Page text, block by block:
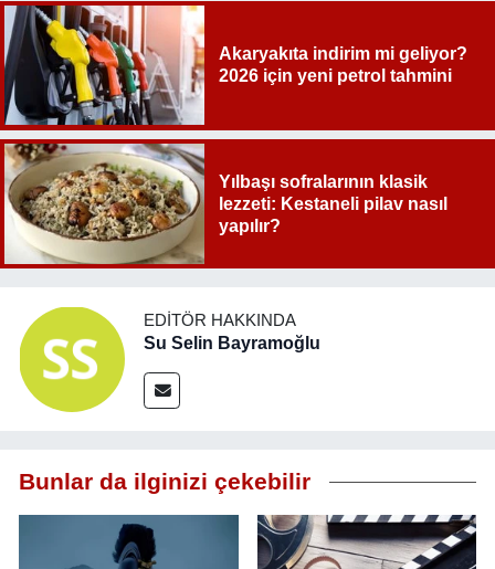
Akaryakıta indirim mi geliyor?
2026 için yeni petrol tahmini
Yılbaşı sofralarının klasik
lezzeti: Kestaneli pilav nasıl
yapılır?
EDITÖR HAKKINDA
Su Selin Bayramoğlu
Bunlar da ilginizi çekebilir